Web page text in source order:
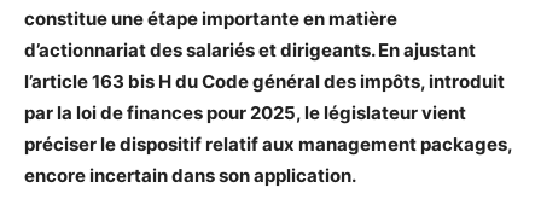
constitue une étape importante en matière
d’actionnariat des salariés et dirigeants. En ajustant
l’article 163 bis H du Code général des impôts, introduit
par la loi de finances pour 2025, le législateur vient
préciser le dispositif relatif aux management packages,
encore incertain dans son application.